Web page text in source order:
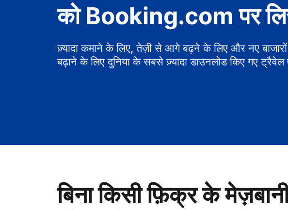
गेस्ट हाउस
बेड एंड ब्रेकफ़ास्ट
को Booking.com पर
ज़्यादा कमाने के लिए, तेज़ी से आगे बढ़ने के लिए और नए बाजारों
बढ़ाने के लिए दुनिया के सबसे ज़्यादा डाउनलोड किए गए
बिना किसी फ़िक्र के